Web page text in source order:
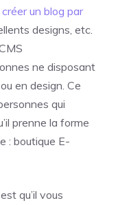
créer un blog par
designs, etc.
ne disposant
en design. Ce
qui
prenne la forme
: boutique E-
qu’il vous